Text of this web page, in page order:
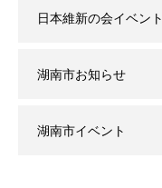
日本維新の会イベント
湖南市お知らせ
湖南市イベント